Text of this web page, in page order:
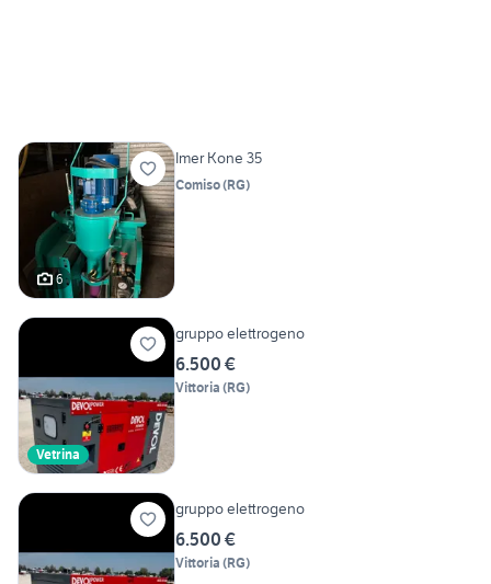
6
Imer Kone 35
Comiso(RG)
Vetrina
gruppo elettrogeno
6.500 €
Vittoria (RG)
gruppo elettrogeno
6.500 €
Vittoria (RG)